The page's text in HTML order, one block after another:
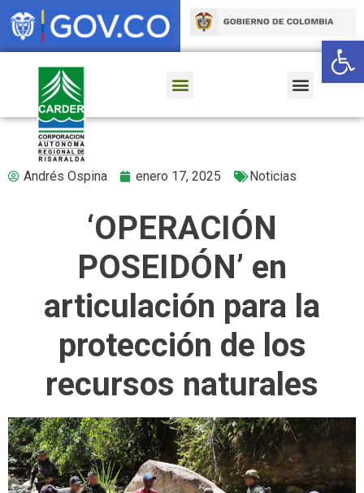
Andrés Ospina enero 17, 2025 Noticias
‘OPERACIÓN
POSEIDÓN’ en
articulación para la
protección de los
recursos naturales